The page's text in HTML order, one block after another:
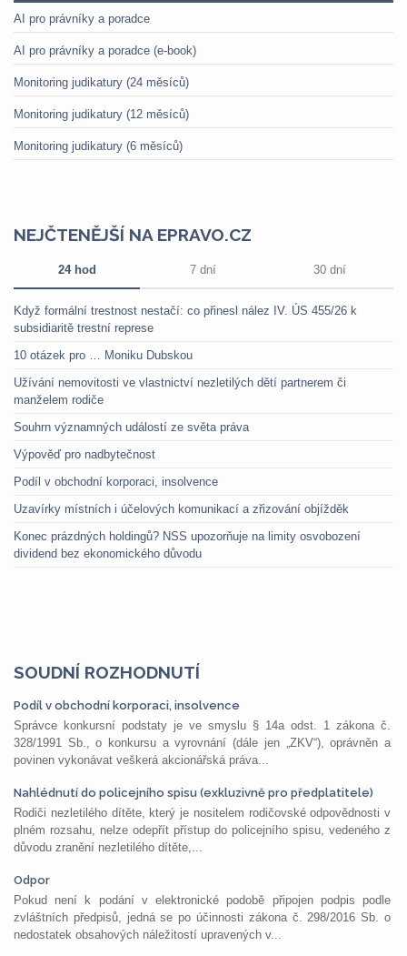
AI pro právníky a poradce
AI pro právníky a poradce (e-book)
Monitoring judikatury (24 měsíců)
Monitoring judikatury (12 měsíců)
Monitoring judikatury (6 měsíců)
NEJČTENĚJŠÍ NA EPRAVO.CZ
24 hod 7 dní 30 dní
Když formální trestnost nestačí: co přinesl nález IV. ÚS 455/26 k
subsidiaritě trestní represe
10 otázek pro … Moniku Dubskou
Užívání nemovitosti ve vlastnictví nezletilých dětí partnerem či
manželem rodiče
Souhrn významných událostí ze světa práva
Výpověď pro nadbytečnost
Podíl v obchodní korporaci, insolvence
Uzavírky místních i účelových komunikací a zřizování objížděk
Konec prázdných holdingů? NSS upozorňuje na limity osvobození
dividend bez ekonomického důvodu
SOUDNÍ ROZHODNUTÍ
Podíl v obchodní korporaci, insolvence
Správce konkursní podstaty je ve smyslu § 14a odst. 1 zákona č.
328/1991 Sb., o konkursu a vyrovnání (dále jen „ZKV“), oprávněn a
povinen vykonávat veškerá akcionářská práva...
Nahlédnutí do policejního spisu (exkluzivně pro předplatitele)
Rodiči nezletilého dítěte, který je nositelem rodičovské odpovědnosti v
plném rozsahu, nelze odepřít přístup do policejního spisu, vedeného z
důvodu zranění nezletilého dítěte,...
Odpor
Pokud není k podání v elektronické podobě připojen podpis podle
zvláštních předpisů, jedná se po účinnosti zákona č. 298/2016 Sb. o
nedostatek obsahových náležitostí upravených v...